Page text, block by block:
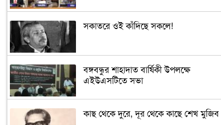
সকাতরে ওই কাঁদিছে সকলে!
বঙ্গবন্ধুর শাহাদাত বার্ষিকী উপলক্ষে
এইউএসটিতে সভা
কাছ থেকে দুরে, দূর থেকে কাছে শেখ মুজিব